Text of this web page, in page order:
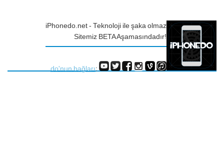
iPhonedo.net - Teknoloji ile şaka olmaz
Sitemiz BETA Aşamasındadır!
do'nun bağları: